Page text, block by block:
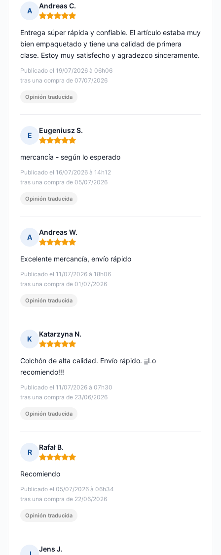
A
Andreas C.
Nota: 5 de 5
Publicado el 19/07/2026 à 06h06
tras una compra de 07/07/2026
Entrega súper rápida y confiable. El artículo estaba muy
bien empaquetado y tiene una calidad de primera
clase. Estoy muy satisfecho y agradezco sinceramente.
Opinión traducida
E
Eugeniusz S.
Nota: 5 de 5
Publicado el 16/07/2026 à 14h12
tras una compra de 05/07/2026
mercancía - según lo esperado
Opinión traducida
A
Andreas W.
Nota: 5 de 5
Publicado el 11/07/2026 à 18h06
tras una compra de 01/07/2026
Excelente mercancía, envío rápido
Opinión traducida
K
Katarzyna N.
Nota: 5 de 5
Publicado el 11/07/2026 à 07h30
tras una compra de 23/06/2026
Colchón de alta calidad. Envío rápido. ¡¡Lo
recomiendo!!!
Opinión traducida
R
Rafał B.
Nota: 5 de 5
Publicado el 05/07/2026 à 06h34
tras una compra de 22/06/2026
Recomiendo
Opinión traducida
Jens J.